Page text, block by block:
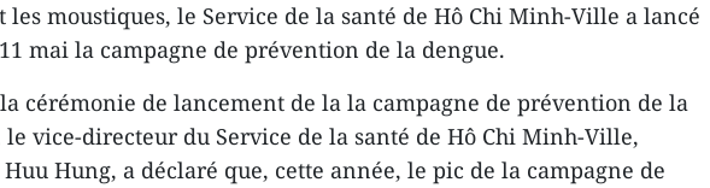
les moustiques, le Service de la santé de Hô Chi Minh-Ville a lancé
mai la campagne de prévention de la dengue.
cérémonie de lancement de la la campagne de prévention de la
le vice-directeur du Service de la santé de Hô Chi Minh-Ville,
Hung, a déclaré que, cette année, le pic de la campagne de